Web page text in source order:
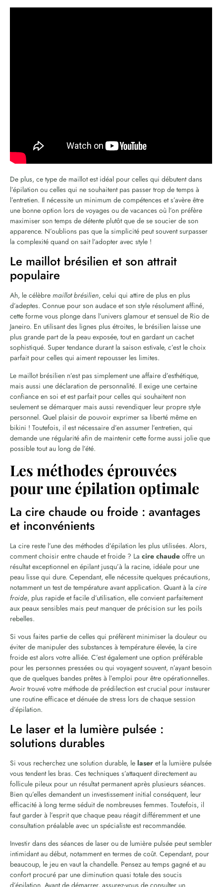
De plus, ce type de maillot est idéal pour celles qui débutent dans
l’épilation ou celles qui ne souhaitent pas passer trop de temps à
l’entretien. Il nécessite un minimum de compétences et s’avère être
une bonne option lors de voyages ou de vacances où l’on préfère
maximiser son temps de détente plutôt que de se soucier de son
apparence. N’oublions pas que la simplicité peut souvent surpasser
la complexité quand on sait l’adopter avec style !
Le maillot brésilien et son attrait
populaire
Ah, le célèbre maillot brésilien, celui qui attire de plus en plus
d’adeptes. Connue pour son audace et son style résolument affiné,
cette forme vous plonge dans l’univers glamour et sensuel de Rio de
Janeiro. En utilisant des lignes plus étroites, le brésilien laisse une
plus grande part de la peau exposée, tout en gardant un cachet
sophistiqué. Super tendance durant la saison estivale, c’est le choix
parfait pour celles qui aiment repousser les limites.
Le maillot brésilien n’est pas simplement une affaire d’esthétique,
mais aussi une déclaration de personnalité. Il exige une certaine
confiance en soi et est parfait pour celles qui souhaitent non
seulement se démarquer mais aussi revendiquer leur propre style
personnel. Quel plaisir de pouvoir exprimer sa liberté même en
bikini ! Toutefois, il est nécessaire d’en assumer l’entretien, qui
demande une régularité afin de maintenir cette forme aussi jolie que
possible tout au long de l’été.
Les méthodes éprouvées
pour une épilation optimale
La cire chaude ou froide : avantages
et inconvénients
La cire reste l’une des méthodes d’épilation les plus utilisées. Alors,
comment choisir entre chaude et froide ? La cire chaude offre un
résultat exceptionnel en épilant jusqu’à la racine, idéale pour une
peau lisse qui dure. Cependant, elle nécessite quelques précautions,
notamment un test de température avant application. Quant à la cire
froide, plus rapide et facile d’utilisation, elle convient parfaitement
aux peaux sensibles mais peut manquer de précision sur les poils
rebelles.
Si vous faites partie de celles qui préfèrent minimiser la douleur ou
éviter de manipuler des substances à température élevée, la cire
froide est alors votre alliée. C’est également une option préférable
pour les personnes pressées ou qui voyagent souvent, n’ayant besoin
que de quelques bandes prêtes à l’emploi pour être opérationnelles.
Avoir trouvé votre méthode de prédilection est crucial pour instaurer
une routine efficace et dénuée de stress lors de chaque session
d’épilation.
Le laser et la lumière pulsée :
solutions durables
Si vous recherchez une solution durable, le laser et la lumière pulsée
vous tendent les bras. Ces techniques s’attaquent directement au
follicule pileux pour un résultat permanent après plusieurs séances.
Bien qu’elles demandent un investissement initial conséquent, leur
efficacité à long terme séduit de nombreuses femmes. Toutefois, il
faut garder à l’esprit que chaque peau réagit différemment et une
consultation préalable avec un spécialiste est recommandée.
Investir dans des séances de laser ou de lumière pulsée peut sembler
intimidant au début, notamment en termes de coût. Cependant, pour
beaucoup, le jeu en vaut la chandelle. Pensez au temps gagné et au
confort procuré par une diminution quasi totale des soucis
d’épilation. Avant de démarrer, assurez-vous de consulter un